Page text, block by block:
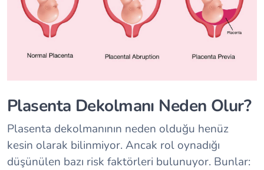
Plasenta Dekolmanı Neden Olur?
Plasenta dekolmanının neden olduğu henüz
kesin olarak bilinmiyor. Ancak rol oynadığı
düşünülen bazı risk faktörleri bulunuyor. Bunlar: